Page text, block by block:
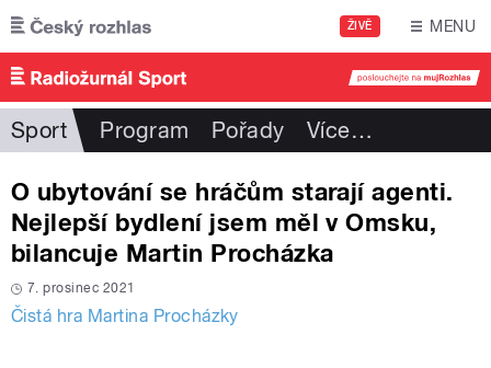
Přejít k hlavnímu obsahu
ŽIVĚ MENU
Sport Program Pořady Více…
O ubytování se hráčům starají agenti.
Nejlepší bydlení jsem měl v Omsku,
bilancuje Martin Procházka
7. prosinec 2021
Čistá hra Martina Procházky